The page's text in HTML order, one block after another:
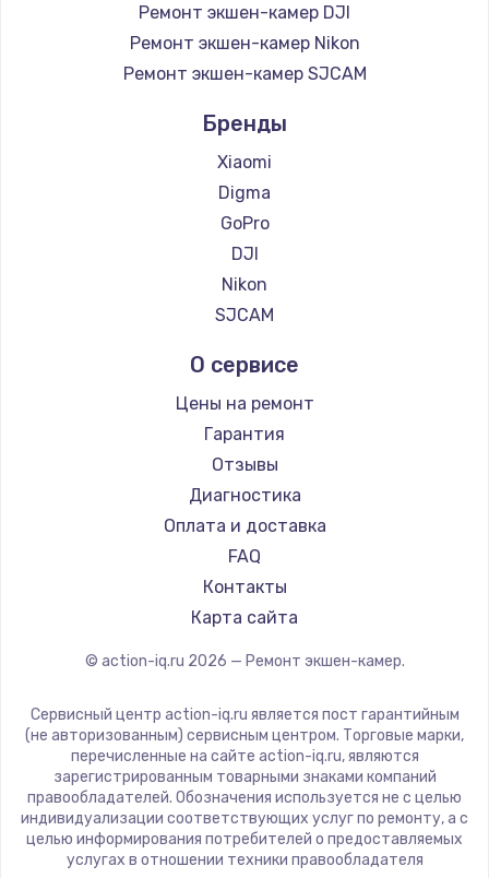
Ремонт экшен-камер DJI
Ремонт экшен-камер Nikon
Ремонт экшен-камер SJCAM
Бренды
Xiaomi
Digma
GoPro
DJI
Nikon
SJCAM
О сервисе
Цены на ремонт
Гарантия
Отзывы
Диагностика
Оплата и доставка
FAQ
Контакты
Карта сайта
© action-iq.ru 2026 — Ремонт экшен-камер.
Сервисный центр action-iq.ru является пост гарантийным
(не авторизованным) сервисным центром. Торговые марки,
перечисленные на сайте action-iq.ru, являются
зарегистрированным товарными знаками компаний
правообладателей. Обозначения используется не с целью
индивидуализации соответствующих услуг по ремонту, а с
целью информирования потребителей о предоставляемых
услугах в отношении техники правообладателя